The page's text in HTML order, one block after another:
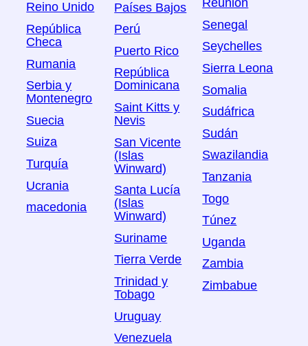
Reino Unido
República
Checa
Rumania
Serbia y
Montenegro
Suecia
Suiza
Turquía
Ucrania
macedonia
Países Bajos
Perú
Puerto Rico
República
Dominicana
Saint Kitts y
Nevis
San Vicente
(Islas
Winward)
Santa Lucía
(Islas
Winward)
Suriname
Tierra Verde
Trinidad y
Tobago
Uruguay
Venezuela
Réunion
Senegal
Seychelles
Sierra Leona
Somalia
Sudáfrica
Sudán
Swazilandia
Tanzania
Togo
Túnez
Uganda
Zambia
Zimbabue